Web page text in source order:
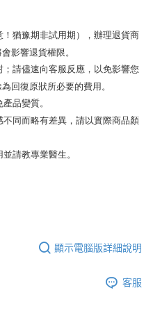
猶豫期非試用期），辦理退貨商
影響退貨權限。
請儘速向客服反應，以免影響您
回復原狀所必要的費用。
品變質。
同而略有差異，請以實際商品顏
請教專業醫生。
顯示電腦版詳細說明
客服